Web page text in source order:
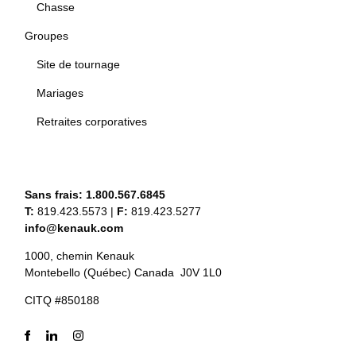
Chasse
Groupes
Site de tournage
Mariages
Retraites corporatives
Sans frais: 1.800.567.6845
T: 819.423.5573 | F: 819.423.5277
info@kenauk.com
1000, chemin Kenauk
Montebello (Québec) Canada J0V 1L0
CITQ #850188